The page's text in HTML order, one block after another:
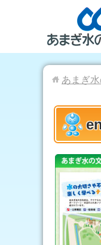
あまぎ